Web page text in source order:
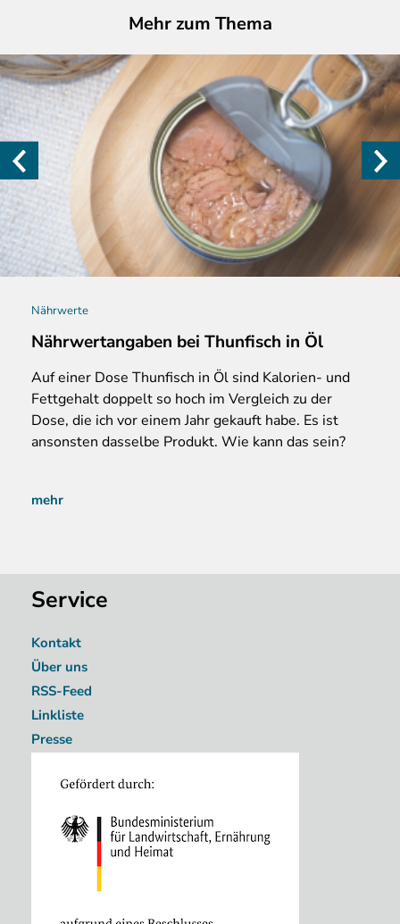
Mehr zum Thema
Nährwerte
Nährwertangaben bei Thunfisch in Öl
Aufeiner Dose Thunfisch in Öl sind Kalorien- und
Fettgehalt doppelt so hoch im Vergleich zu der
Dose, die ich vor einem Jahr gekauft habe. Es ist
ansonsten dasselbe Produkt. Wie kann das sein?
mehr
Service
Kontakt
Über uns
RSS-Feed
Linkliste
Presse